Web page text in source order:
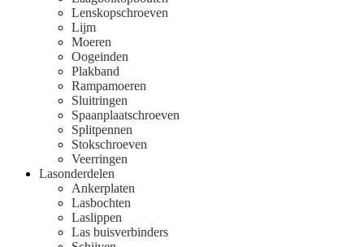
Lenskopschroeven
Lijm
Moeren
Oogeinden
Plakband
Rampamoeren
Sluitringen
Spaanplaatschroeven
Splitpennen
Stokschroeven
Veerringen
Lasonderdelen
Ankerplaten
Lasbochten
Laslippen
Las buisverbinders